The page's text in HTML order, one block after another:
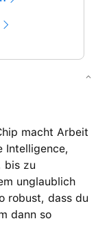
macht Arbeit
Intelligence,
bis zu
unglaublich
robust, dass du
dann so